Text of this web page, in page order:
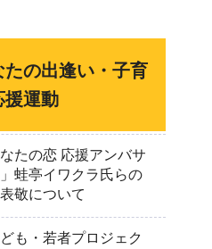
たの出逢い・子育
援運動
なたの恋 応援アンバサ
蛙亭イワクラ氏らの
敬について
ども・若者プロジェク